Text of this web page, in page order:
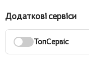
Додаткові сервіси
ТопСервіс